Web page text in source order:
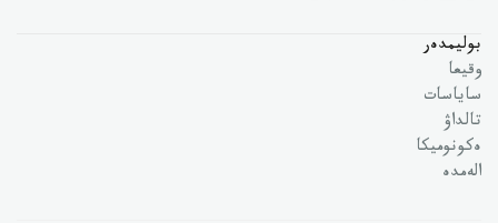
بوليمدەر
وقيعا
ساياسات
تالداۋ
ەكونوميكا
الەمدە